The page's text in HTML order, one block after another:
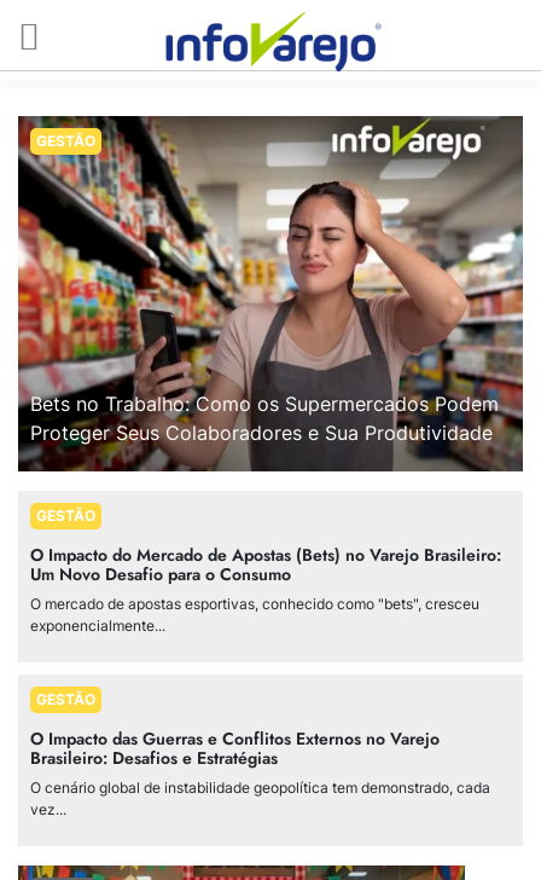
GESTÃO
Bets no Trabalho: Como os Supermercados Podem
Proteger Seus Colaboradores e Sua Produtividade
GESTÃO
O Impacto do Mercado de Apostas (Bets) no Varejo Brasileiro:
Um Novo Desafio para o Consumo
O mercado de apostas esportivas, conhecido como "bets", cresceu
exponencialmente...
GESTÃO
O Impacto das Guerras e Conflitos Externos no Varejo
Brasileiro: Desafios e Estratégias
O cenário global de instabilidade geopolítica tem demonstrado, cada
vez...